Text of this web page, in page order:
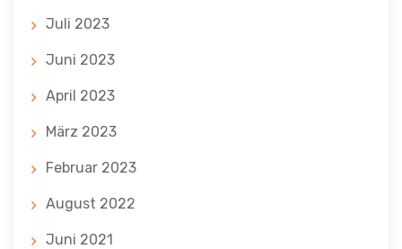
Juli 2023
Juni 2023
April 2023
März 2023
Februar 2023
August 2022
Juni 2021